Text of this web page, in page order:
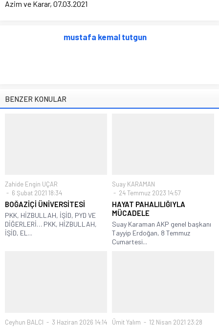
Azim ve Karar, 07.03.2021
mustafa kemal tutgun
BENZER KONULAR
Zahide Engin UÇAR
6 Şubat 2021 18:34
BOĞAZİÇİ ÜNİVERSİTESİ
PKK, HİZBULLAH, İŞİD, PYD VE
DİĞERLERİ… PKK, HİZBULLAH,
İŞİD, EL...
Suay KARAMAN
24 Temmuz 2023 14:57
HAYAT PAHALILIĞIYLA
MÜCADELE
Suay Karaman AKP genel başkanı
Tayyip Erdoğan, 8 Temmuz
Cumartesi...
Ceyhun BALCI 3 Haziran 2026 14:14 Ümit Yalım 12 Nisan 2021 23:28